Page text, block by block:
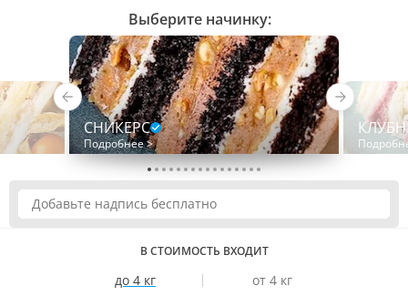
Выберите начинку:
СНИКЕРС
Подробнее >
В СТОИМОСТЬ ВХОДИТ
до 4 кг от 4 кг